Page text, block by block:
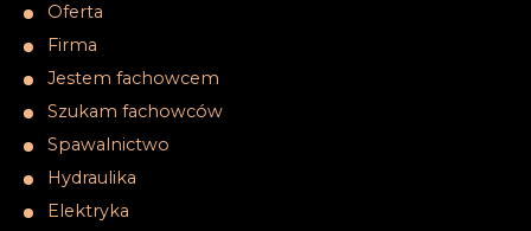
Oferta
Firma
Jestem fachowcem
Szukam fachowców
Spawalnictwo
Hydraulika
Elektryka